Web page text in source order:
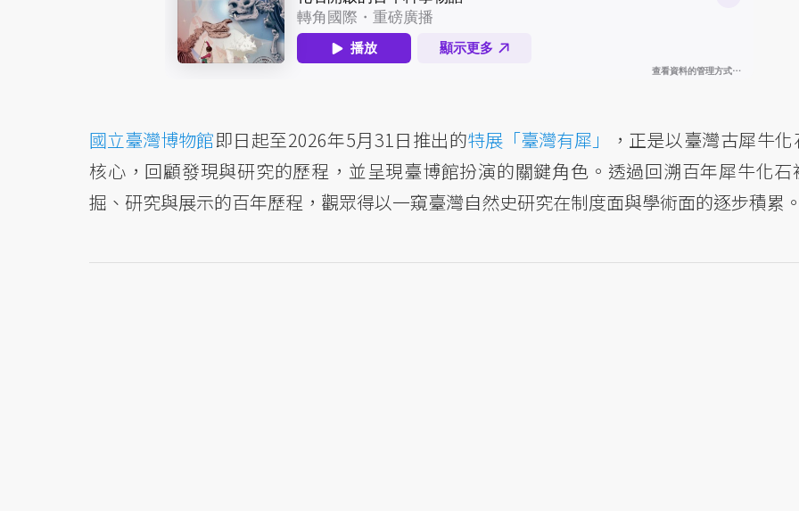
國立臺灣博物館即日起至2026年5月31日推出的特展「臺灣有犀」
，正是以臺灣古犀牛化
核心，回顧發現與研究的歷程，並呈現臺博館扮演的關鍵角色。透過回溯百年犀牛化石
掘、研究與展示的百年歷程，觀眾得以一窺臺灣自然史研究在制度面與學術面的逐步積累。